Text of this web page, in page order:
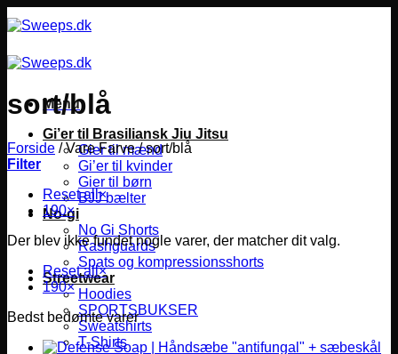
til
Menu
Gi’er til Brasiliansk Jiu Jitsu
Gier til mænd
Gi’er til kvinder
Gier til børn
BJJ bælter
No-gi
No Gi Shorts
Rashguards
Spats og kompressionsshorts
Streetwear
Hoodies
SPORTSBUKSER
Sweatshirts
T-Shirts
sort/blå
Forside /Vare Farve/sort/blå
Filter
Reset all×
190×
Der blev ikke fundet nogle varer, der matcher dit valg.
Reset all×
190×
Bedst bedømte varer